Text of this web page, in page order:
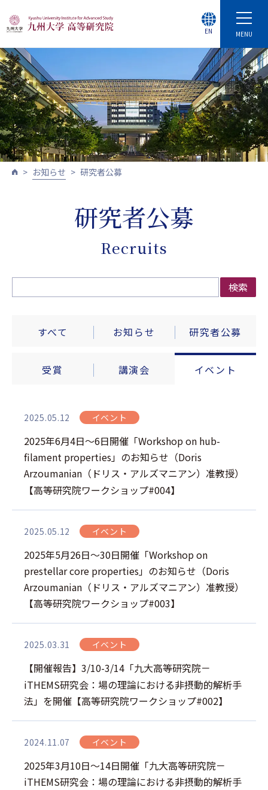
MENU
EN
お知らせ 研究者公募
研究者公募
Recruits
検索
すべて お知らせ 研究者公募
受賞 講演会 イベント
2025.05.12 イベント
2025年6月4日～6日開催「Workshop on hub-
filament properties」のお知らせ（Doris
Arzoumanian（ドリス・アルズマニアン）准教授）
【高等研究院ワークショップ#004】
2025.05.12 イベント
2025年5月26日～30日開催「Workshop on
prestellar core properties」のお知らせ（Doris
Arzoumanian（ドリス・アルズマニアン）准教授）
【高等研究院ワークショップ#003】
2025.03.31 イベント
【開催報告】3/10-3/14「九大高等研究院－
iTHEMS研究会：場の理論における非摂動的解析手
法」を開催【高等研究院ワークショップ#002】
2024.11.07 イベント
2025年3月10日～14日開催「九大高等研究院－
iTHEMS研究会：場の理論における非摂動的解析手